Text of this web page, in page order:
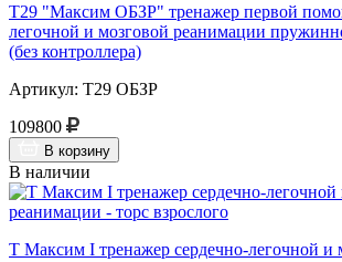
Т29 "Максим ОБЗР" тренажер первой
легочной и мозговой реанимации
(без контроллера)
Артикул: Т29 ОБЗР
109800
В корзину
В наличии
Т Максим I тренажер сердечно-легочной и